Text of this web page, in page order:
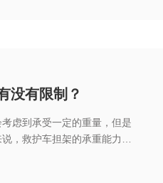
没有限制？
虑到承受一定的重量，但是
，救护车担架的承重能力会
因素来保证担架的安全性和